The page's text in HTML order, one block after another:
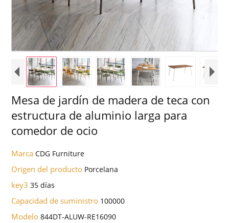
Mesa de jardín de madera de teca con
estructura de aluminio larga para
comedor de ocio
MarcaCDG Furniture
Origen del producto Porcelana
key335 días
Capacidad de suministro 100000
Modelo844DT-ALUW-RE16090